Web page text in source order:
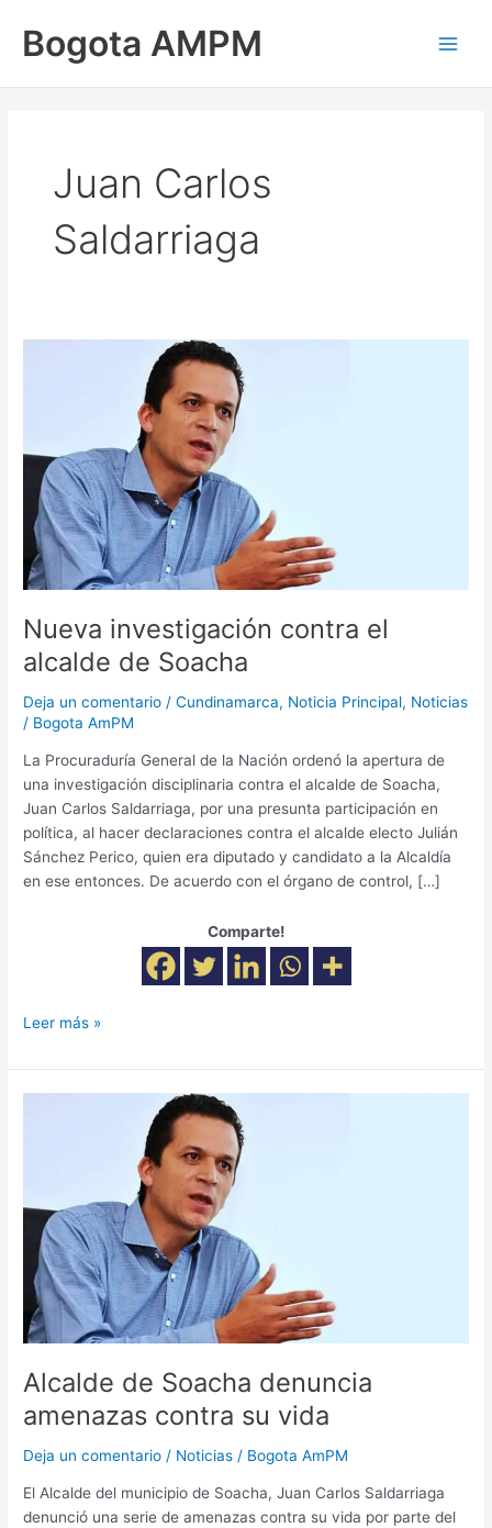
contenido
Bogota AMPM
Juan Carlos
Saldarriaga
Nueva investigación contra el
alcalde de Soacha
Deja un comentario /Cundinamarca, Noticia Principal, Noticias
/ Bogota AmPM
La Procuraduría General de la Nación ordenó la apertura de
una investigación disciplinaria contra el alcalde de Soacha,
Juan Carlos Saldarriaga, por una presunta participación en
política, al hacer declaraciones contra el alcalde electo Julián
Sánchez Perico, quien era diputado y candidato a la Alcaldía
en ese entonces. De acuerdo con el órgano de control, […]
Comparte!
Soacha
Leer más »
Alcalde de Soacha denuncia
amenazas contra su vida
Deja un comentario / Noticias / Bogota AmPM
El Alcalde del municipio de Soacha, Juan Carlos Saldarriaga
denunció una serie de amenazas contra su vida por parte del
amenazas
contra
su
vida